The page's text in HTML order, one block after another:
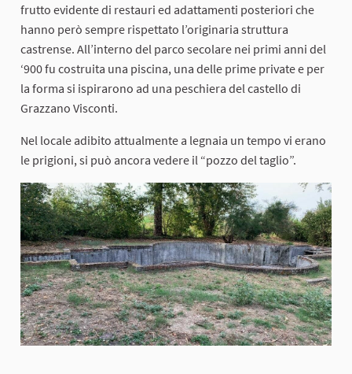
frutto evidente di restauri ed adattamenti posteriori che
hanno però sempre rispettato l’originaria struttura
castrense. All’interno del parco secolare nei primi anni del
‘900 fu costruita una piscina, una delle prime private e per
la forma si ispirarono ad una peschiera del castello di
Grazzano Visconti.
Nel locale adibito attualmente a legnaia un tempo vi erano
le prigioni, si può ancora vedere il “pozzo del taglio”.